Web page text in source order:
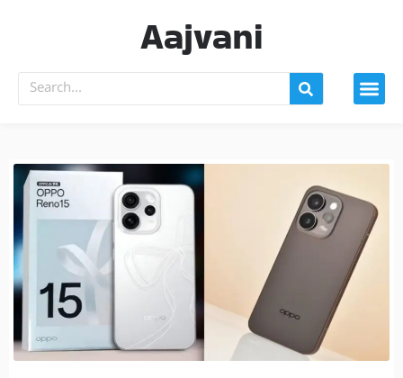
Aajvani